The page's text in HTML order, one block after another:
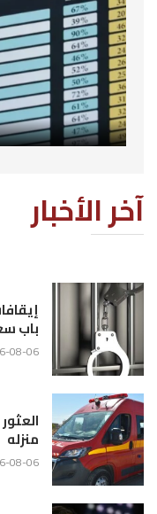
آخر الأخبار
باب
08-06
منزله
08-06